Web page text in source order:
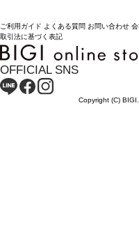
ご利用ガイド よくある質問 お問い合わせ
取引法に基づく表記
OFFICIAL SNS
Copyright (C)